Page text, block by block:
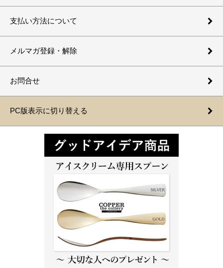
支払い方法について
メルマガ登録・解除
お問合せ
PC版表示に切り替える